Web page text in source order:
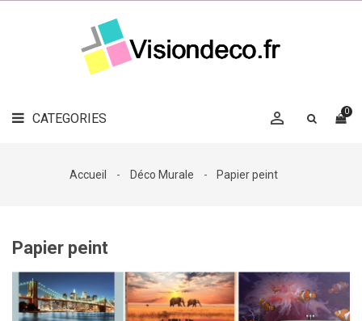
CATEGORIES 0

LE
MAG
DÉCO


Accueil Déco Murale Papier peint
Papier peint